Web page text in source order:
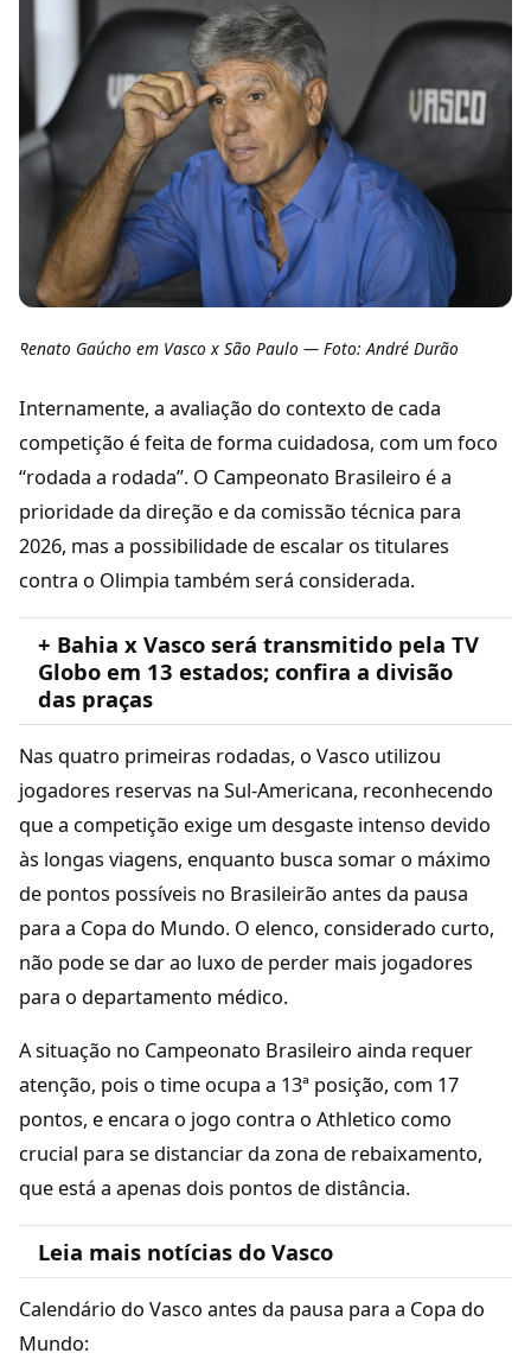
Renato Gaúcho em Vasco x São Paulo — Foto: André Durão
Internamente, a avaliação do contexto de cada
competição é feita de forma cuidadosa, com um foco
“rodada a rodada”. O Campeonato Brasileiro é a
prioridade da direção e da comissão técnica para
2026, mas a possibilidade de escalar os titulares
contra o Olimpia também será considerada.
+ Bahia x Vasco será transmitido pela TV
Globo em 13 estados; confira a divisão
das praças
Nas quatro primeiras rodadas, o Vasco utilizou
jogadores reservas na Sul-Americana, reconhecendo
que a competição exige um desgaste intenso devido
às longas viagens, enquanto busca somar o máximo
de pontos possíveis no Brasileirão antes da pausa
para a Copa do Mundo. O elenco, considerado curto,
não pode se dar ao luxo de perder mais jogadores
para o departamento médico.
A situação no Campeonato Brasileiro ainda requer
atenção, pois o time ocupa a 13ª posição, com 17
pontos, e encara o jogo contra o Athletico como
crucial para se distanciar da zona de rebaixamento,
que está a apenas dois pontos de distância.
Leia mais notícias do Vasco
Calendário do Vasco antes da pausa para a Copa do
Mundo: